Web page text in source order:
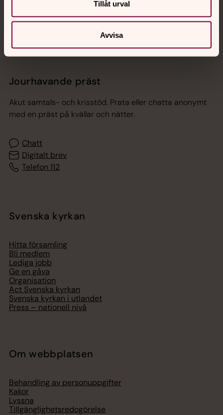
Tillåt urval
Avvisa
Jourhavande präst
Akut samtals- och krisstöd. Prata eller chatta anonymt
med en präst på kvällar och nätter.
Chatt
Digitalt brev
Telefon 112
Svenska kyrkan
Hitta församling
Bli medlem
Lediga jobb
Ge en gåva
Organisation
Act Svenska kyrkan
Svenska kyrkan i utlandet
Press – nationell nivå
Om webbplatsen
Behandling av personuppgifter
Kakor
Lyssna
Tillgänglighetsredogörelse